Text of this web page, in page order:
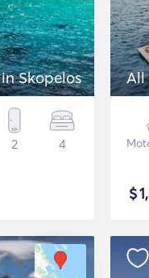
Skopelos
2 4
All
$